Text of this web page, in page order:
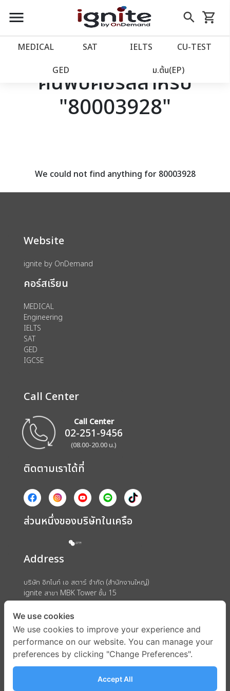
close
account_balance หน้าแรก
เว็บไซต์อิกไนท์
โปรโมชั่น
assignment ลงทะเบียน
menu search
Skip
to
shopping_cart
รถเข็น
MEDICAL SAT IELTS CU‑TEST
GED ม.ต้น(EP)
ค้นพบคอร์สสำหรับ
"80003928"
We could not find anything for 80003928
Website
ignite by OnDemand
คอร์สเรียน
MEDICAL
Engineering
IELTS
SAT
GED
IGCSE
Call Center
Call Center
02-251-9456
(08.00-20.00 น.)
ติดตามเราได้ที่
ส่วนหนึ่งของบริษัทในเครือ
Address
บริษัท อิกไนท์ เอ สตาร์ จำกัด (สำนักงานใหญ่)
ignite สาขา MBK Tower ชั้น 15
ถนนพญาไท แขวงวังใหม่ เขตปทุมวัน กรุงเทพมหานคร 10330
We use cookies
We use cookies to improve your experience and
performance on our website. You can manage your
preferences by clicking "Change Preferences".
Accept All